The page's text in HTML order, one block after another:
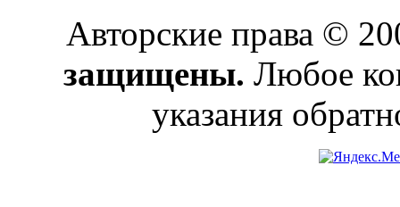
Авторские права ©
защищены. Любое
указания